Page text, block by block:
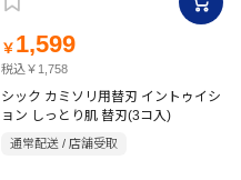
￥ 1,599
税込￥1,758
シック カミソリ用替刃 イントゥイシ
ョン しっとり肌 替刃(3コ入)
通常配送 / 店舗受取